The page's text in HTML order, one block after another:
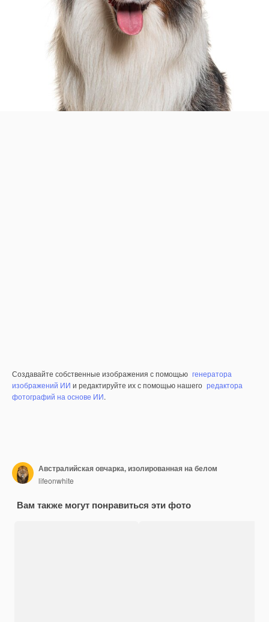
Создавайте собственные изображения с помощью генератора
изображений ИИ и редактируйте их с помощью нашего редактора
фотографий на основе ИИ.
Австралийская овчарка, изолированная на белом
lifeonwhite
Вам также могут понравиться эти фото